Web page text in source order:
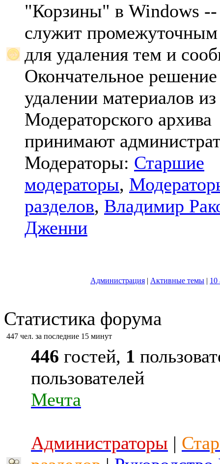
"Корзины" в Windows --
служит промежуточным
для удаления тем и
Окончательное
удалении материалов из
Модераторского архива
принимают
Модераторы: Старшие
модераторы,
разделов, Владимир
Дженни
Администрация | Активные темы | 10
Статистика форума
447 чел. за последние 15 минут
446 гостей, 1
пользователей
Мечта
Администраторы |